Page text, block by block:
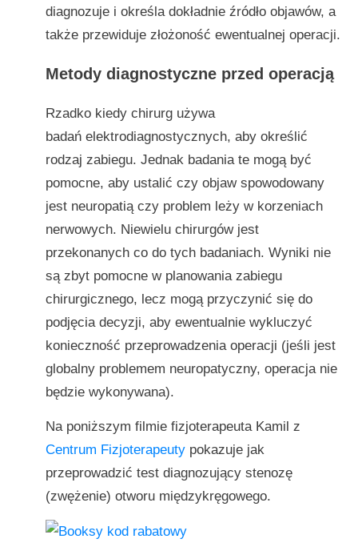
diagnozuje i określa dokładnie źródło objawów, a
także przewiduje złożoność ewentualnej operacji.
Metody diagnostyczne przed operacją
Rzadko kiedy chirurg używa
badań elektrodiagnostycznych, aby określić
rodzaj zabiegu. Jednak badania te mogą być
pomocne, aby ustalić czy objaw spowodowany
jest neuropatią czy problem leży w korzeniach
nerwowych. Niewielu chirurgów jest
przekonanych co do tych badaniach. Wyniki nie
są zbyt pomocne w planowania zabiegu
chirurgicznego, lecz mogą przyczynić się do
podjęcia decyzji, aby ewentualnie wykluczyć
konieczność przeprowadzenia operacji (jeśli jest
globalny problemem neuropatyczny, operacja nie
będzie wykonywana).
Na poniższym filmie fizjoterapeuta Kamil z
Centrum Fizjoterapeutypokazuje jak
przeprowadzić test diagnozujący stenozę
(zwężenie) otworu międzykręgowego.